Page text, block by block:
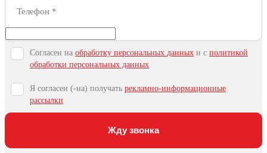
Телефон *
Согласен на обработку персональных данных и c политикой
обработки персональных данных
Я согласен (-на) получать рекламно-информационные
рассылки
Жду звонка